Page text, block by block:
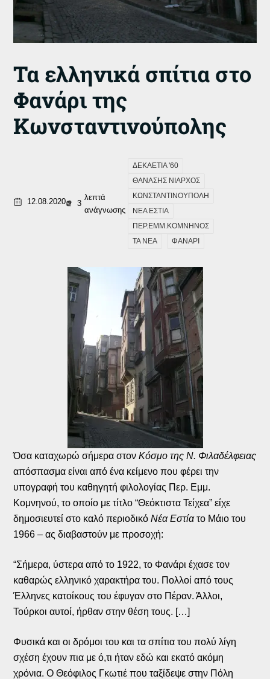
Τα ελληνικά σπίτια στο
Φανάρι της
Κωνσταντινούπολης
12.08.2020 3
λεπτά
ανάγνωσης
ΔΕΚΑΕΤΙΑ '60
ΘΑΝΑΣΗΣ ΝΙΑΡΧΟΣ
ΚΩΝΣΤΑΝΤΙΝΟΥΠΟΛΗ
ΝΕΑ ΕΣΤΙΑ
ΠΕΡ.ΕΜΜ.ΚΟΜΝΗΝΟΣ
ΤΑ ΝΕΑ
ΦΑΝΑΡΙ
Όσα καταχωρώ σήμερα στονΚόσμο της Ν. Φιλαδέλφειας
απόσπασμα είναι από ένα κείμενο που φέρει την
υπογραφή του καθηγητή φιλολογίας Περ. Εμμ.
Κομνηνού, το οποίο με τίτλο “Θεόκτιστα Τείχεα” είχε
δημοσιευτεί στο καλό περιοδικόΝέα Εστίατο Μάιο του
1966 – ας διαβαστούν με προσοχή:
“Σήμερα, ύστερα από το 1922, το Φανάρι έχασε τον
καθαρώς ελληνικό χαρακτήρα του. Πολλοί από τους
Έλληνες κατοίκους του έφυγαν στο Πέραν. Άλλοι,
Τούρκοι αυτοί, ήρθαν στην θέση τους. […]
Φυσικά και οι δρόμοι του και τα σπίτια του πολύ λίγη
σχέση έχουν πια με ό,τι ήταν εδώ και εκατό ακόμη
χρόνια. Ο Θεόφιλος Γκωτιέ που ταξίδεψε στην Πόλη